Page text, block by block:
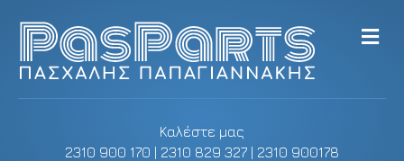
Καλέστε μας
2310 900 170 | 2310 829 327 | 2310 900178
M
e